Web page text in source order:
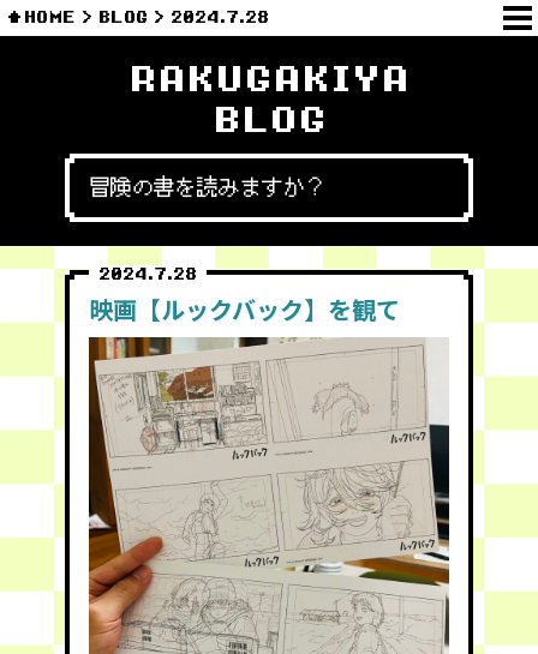
HOME BLOG 2024.7.28
RAKUGAKIYA
BLOG
冒険の書を読みますか？
2024.7.28
映画【ルックバック】を観て